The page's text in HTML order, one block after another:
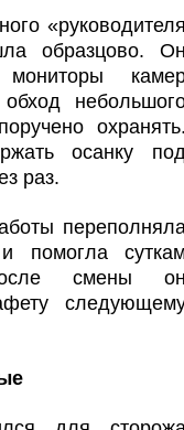
образцово.
осанку
раз.
помогла
смены